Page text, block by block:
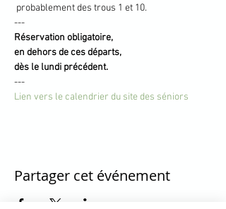
probablement des trous 1 et 10.
---
Réservation obligatoire,
en dehors de ces départs,
dès le lundi précédent.
---
Lien vers le calendrier du site des séniors
Partager cet événement